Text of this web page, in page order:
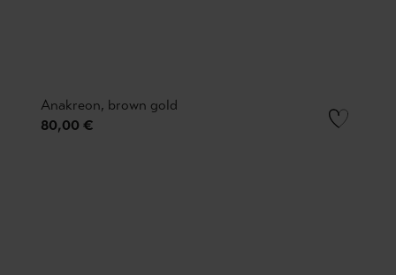
Anakreon, brown gold
80,00 €